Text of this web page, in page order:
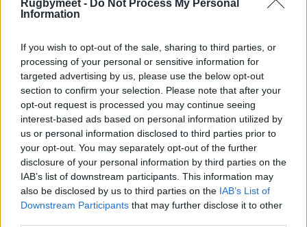
Rugbymeet - Do Not Process My Personal
Information
If you wish to opt-out of the sale, sharing to third parties, or
processing of your personal or sensitive information for
targeted advertising by us, please use the below opt-out
section to confirm your selection. Please note that after your
opt-out request is processed you may continue seeing
interest-based ads based on personal information utilized by
us or personal information disclosed to third parties prior to
your opt-out. You may separately opt-out of the further
disclosure of your personal information by third parties on the
IAB’s list of downstream participants. This information may
also be disclosed by us to third parties on the IAB’s List of
Downstream Participants that may further disclose it to other